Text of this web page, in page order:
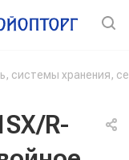
системы хранения,
R-